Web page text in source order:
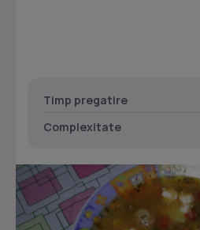
Timp pregatire
Complexitate